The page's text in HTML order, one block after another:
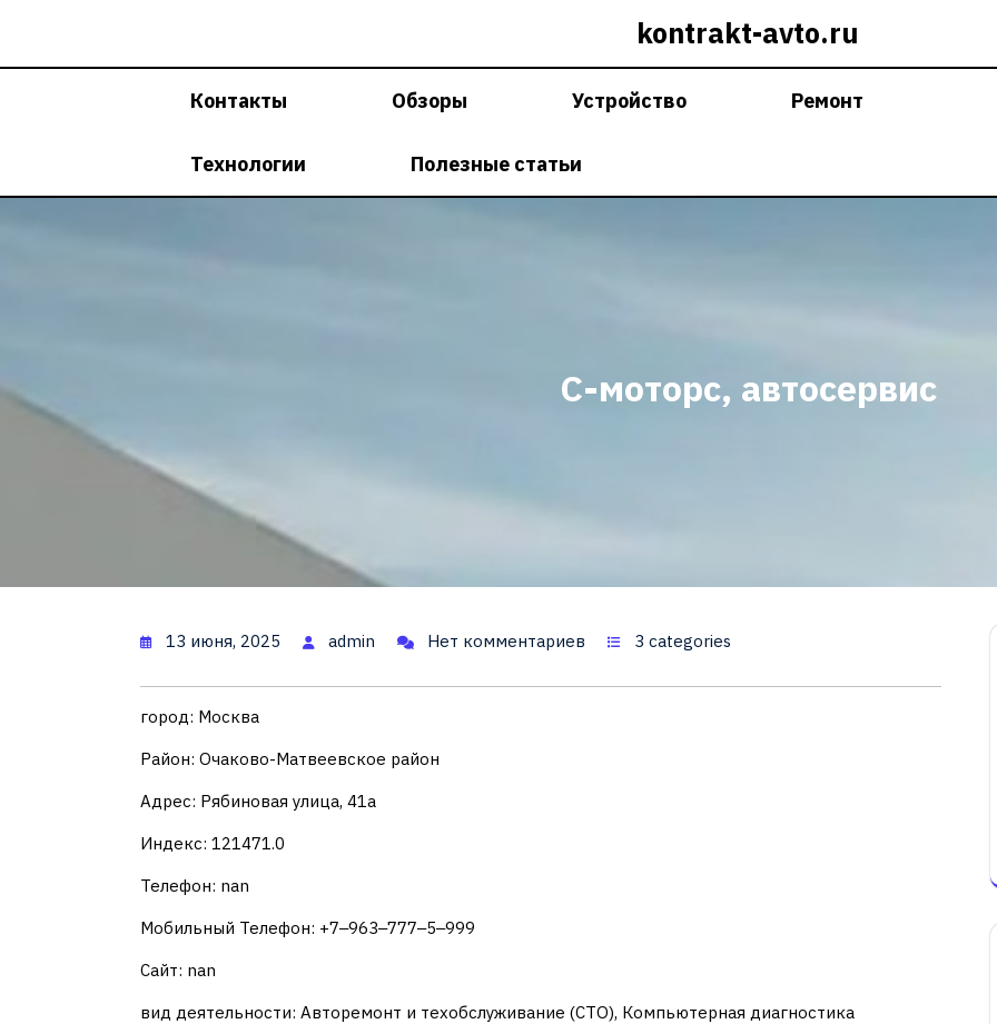
kontrakt-avto.ru
Контакты Обзоры Устройство Ремонт
Технологии Полезные статьи
С-моторс, автосервис
13 июня, 2025 admin Нет комментариев 3 categories
город: Москва
Район: Очаково-Матвеевское район
Адрес: Рябиновая улица, 41а
Индекс: 121471.0
Телефон: nan
Мобильный Телефон: +7‒963‒777‒5‒999
Сайт: nan
вид деятельности: Авторемонт и техобслуживание (СТО), Компьютерная диагностика